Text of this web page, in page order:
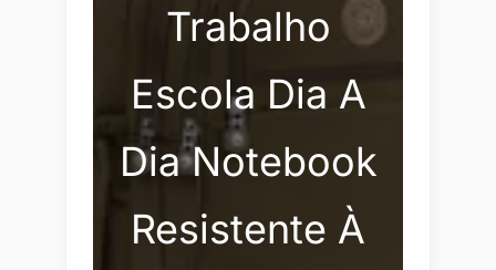
Trabalho
Escola Dia A
Dia Notebook
Resistente À